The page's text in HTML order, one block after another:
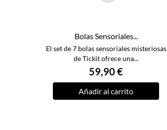
Bolas Sensoriales...
El set de 7 bolas sensoriales misteriosas
de Tickit ofrece una...
59,90 €
Añadir al carrito